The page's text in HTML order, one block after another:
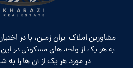
مشاورین املاک ایران زمین، با در
به هر یک از واحد های مسکونی در
در مورد هر یک از آن ها را به